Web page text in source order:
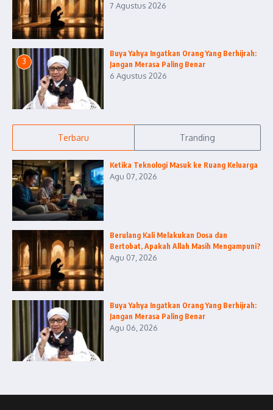
7 Agustus 2026
3
Buya Yahya Ingatkan Orang Yang Berhijrah:
Jangan Merasa Paling Benar
6 Agustus 2026
Terbaru Tranding
Ketika Teknologi Masuk ke Ruang Keluarga
Agu 07, 2026
Berulang Kali Melakukan Dosa dan
Bertobat, Apakah Allah Masih Mengampuni?
Agu 07, 2026
Buya Yahya Ingatkan Orang Yang Berhijrah:
Jangan Merasa Paling Benar
Agu 06, 2026